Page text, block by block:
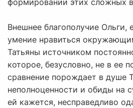
формировании этих сложных
Внешнее благополучие Ольги,
умение нравиться
Татьяны источником
которое, безусловно, не в ее
сравнение порождает в душе
неполноценности и обиды на
ей кажется, несправедливо